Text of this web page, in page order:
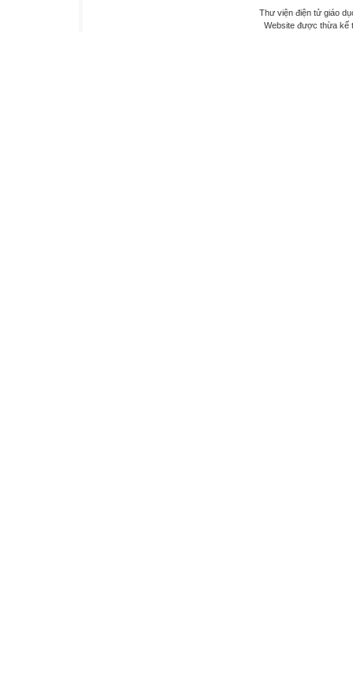
Thư viện điện tử giáo
Website được thừa kế